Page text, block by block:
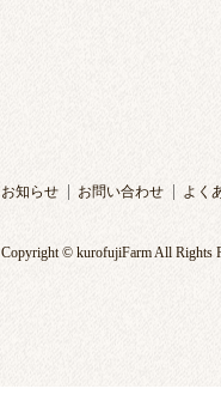
お知らせ お問い合わせ よく
Copyright © kurofujiFarm All Rights